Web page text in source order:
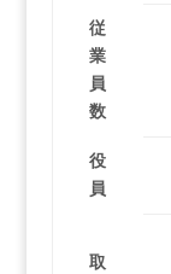
従
業
員
数
役
員
取